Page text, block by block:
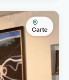
Carte